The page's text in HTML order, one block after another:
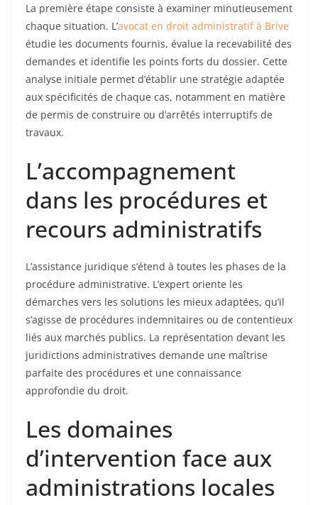
La première étape consiste à examiner minutieusement
chaque situation. L’avocat en droit administratif à Brive
étudie les documents fournis, évalue la recevabilité des
demandes et identifie les points forts du dossier. Cette
analyse initiale permet d’établir une stratégie adaptée
aux spécificités de chaque cas, notamment en matière
de permis de construire ou d’arrêtés interruptifs de
travaux.
L’accompagnement
dans les procédures et
recours administratifs
L’assistance juridique s’étend à toutes les phases de la
procédure administrative. L’expert oriente les
démarches vers les solutions les mieux adaptées, qu’il
s’agisse de procédures indemnitaires ou de contentieux
liés aux marchés publics. La représentation devant les
juridictions administratives demande une maîtrise
parfaite des procédures et une connaissance
approfondie du droit.
Les domaines
d’intervention face aux
administrations locales